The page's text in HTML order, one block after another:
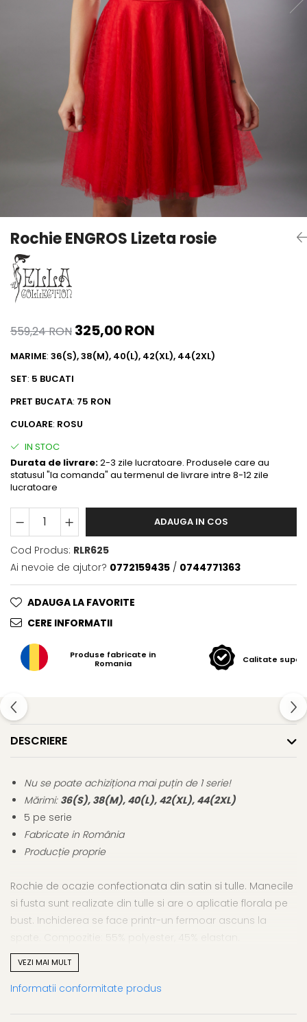
Rochie ENGROS Lizeta rosie
559,24 RON 325,00 RON
MARIME: 36(S), 38(M), 40(L), 42(XL), 44(2XL)
SET: 5 BUCATI
PRET BUCATA: 75 RON
CULOARE: ROSU
IN STOC
Durata de livrare:2-3 zile lucratoare. Produsele care au
statusul "la comanda" au termenul de livrare intre 8-12 zile
lucratoare
ADAUGA IN COS
Cod Produs: RLR625
Ai nevoie de ajutor? 0772159435 / 0744771363
ADAUGA LA FAVORITE
CERE INFORMATII
Produse fabricate in
Romania
Calitate
DESCRIERE
Nu se poate achiziționa mai puțin de 1 serie!
Mărimi: 36(S), 38(M), 40(L), 42(XL), 44(2XL)
5 pe serie
Fabricate in România
Producție proprie
Rochie de ocazie confectionata din satin si tulle. Manecile
si fusta sunt realizate din tulle si are o aplicatie florala pe
bust. Inchiderea se face printr-un fermoar ascuns la
spate. Compozitie: 55% polyester, 45% elastan.
VEZI MAI MULT
Informatii conformitate produs